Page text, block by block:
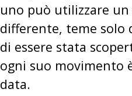
uno può utilizzare
differente, teme solo
di essere stata
ogni suo movimento
data.